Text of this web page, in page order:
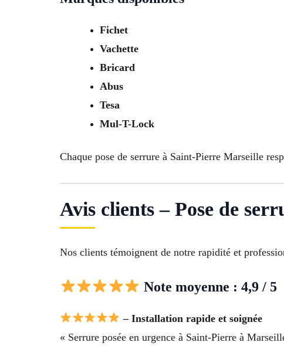
Fichet
Vachette
Bricard
Abus
Tesa
Mul-T-Lock
Chaque pose de serrure à Saint-Pierre Marseille
Avis clients – Pose de
Nos clients témoignent de notre rapidité et
Note moyenne : 4,9 / 5
– Installation rapide et soignée
« Serrure posée en urgence à Saint-Pierre à